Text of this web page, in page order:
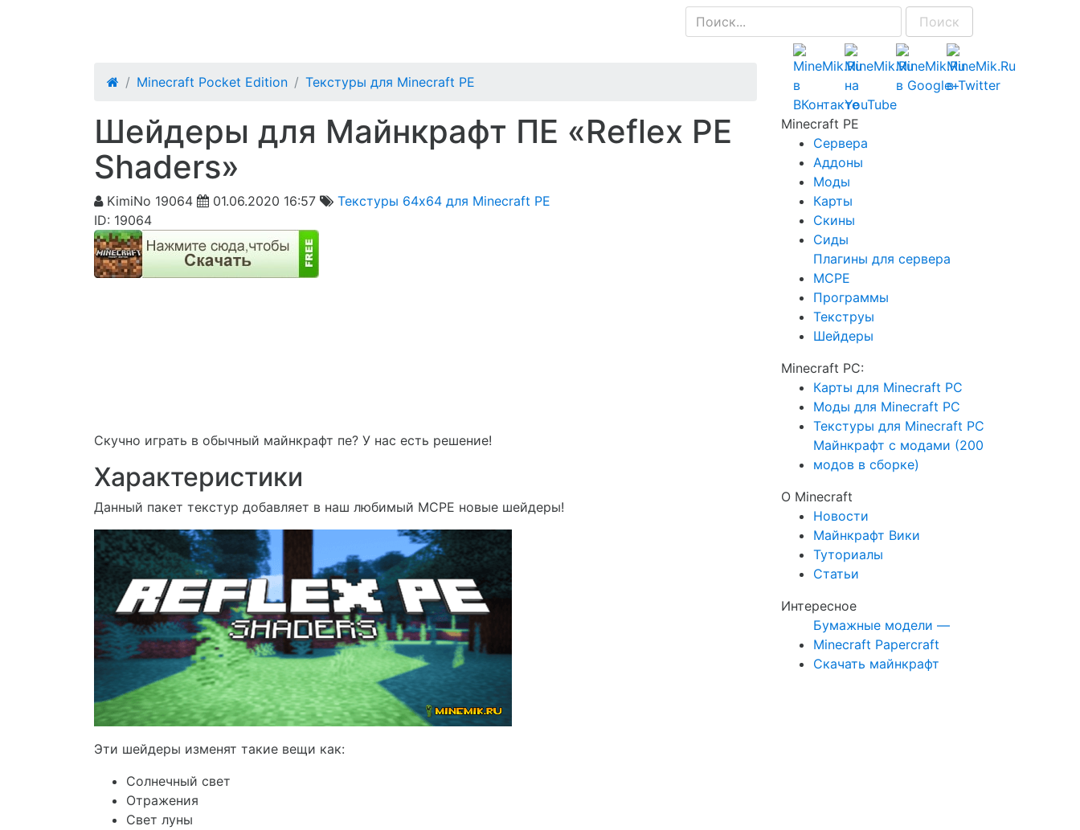
Поиск
Minecraft Pocket Edition Текстуры для Minecraft PE
Шейдеры для Майнкрафт ПЕ «Reflex PE
Shaders»
KimiNo 19064 01.06.2020 16:57
Текстуры 64x64 для Minecraft PE
ID: 19064
Скучно играть в обычный майнкрафт пе? У нас есть решение!
Характеристики
Данный пакет текстур добавляет в наш любимый MCPE новые шейдеры!
Эти шейдеры изменят такие вещи как:
Солнечный свет
Отражения
Свет луны
Minecraft PE
Сервера
Аддоны
Моды
Карты
Скины
Сиды
Плагины для сервера
MCPE
Программы
Текструы
Шейдеры
Minecraft PC:
Карты для Minecraft PC
Моды для Minecraft PC
Текстуры для Minecraft PC
Майнкрафт с модами (200
модов в сборке)
О Minecraft
Новости
Майнкрафт Вики
Туториалы
Статьи
Интересное
Бумажные модели —
Minecraft Papercraft
Скачать майнкрафт